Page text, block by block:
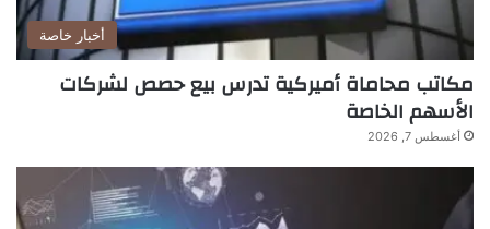
أخبار خاصة
مكاتب محاماة أميركية تدرس بيع حصص لشركات
الأسهم الخاصة
أغسطس 7, 2026